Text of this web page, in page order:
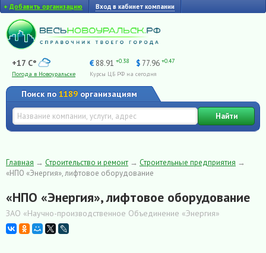
+ Добавить организацию Вход в кабинет компании
+17 C°
Погода в Новоуральске
€ 88.91 +0.38 $ 77.96 +0.47
Курсы ЦБ РФ на сегодня
Поиск по 1189 организациям
Найти
Главная → Строительство и ремонт → Строительные предприятия →
«НПО «Энергия», лифтовое оборудование
«НПО «Энергия», лифтовое оборудование
ЗАО «Научно-производственное Объединение «Энергия»